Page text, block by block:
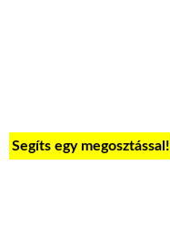
Segíts egy megosztással!